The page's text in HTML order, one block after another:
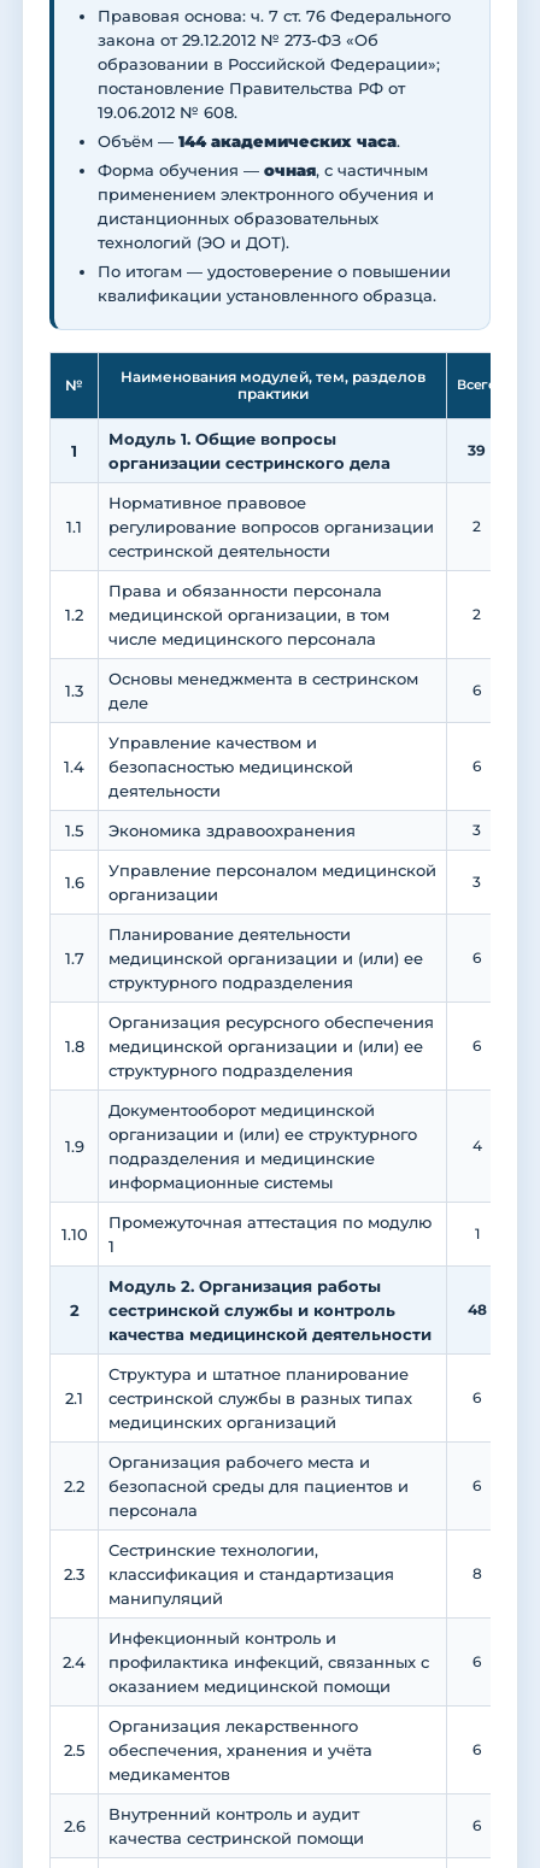
Правовая основа: ч. 7 ст. 76 Федерального
закона от 29.12.2012 № 273-ФЗ «Об
образовании в Российской Федерации»;
постановление Правительства РФ от
19.06.2012 № 608.
Объём — 144 академических часа.
Форма обучения — очная, с частичным
применением электронного обучения и
дистанционных образовательных
технологий (ЭО и ДОТ).
По итогам — удостоверение о повышении
квалификации установленного образца.
№
Наименования модулей, тем, разделов
практики
Всего
1
Модуль 1. Общие вопросы
организации сестринского дела
39
1.1
Нормативное правовое
регулирование вопросов организации
сестринской деятельности
2
1.2
Права и обязанности персонала
медицинской организации, в том
числе медицинского персонала
2
1.3
Основы менеджмента в сестринском
деле
6
1.4
Управление качеством и
безопасностью медицинской
деятельности
6
1.5 Экономика здравоохранения 3
1.6
Управление персоналом медицинской
организации
3
1.7
Планирование деятельности
медицинской организации и (или) ее
структурного подразделения
6
1.8
Организация ресурсного обеспечения
медицинской организации и (или) ее
структурного подразделения
6
1.9
Документооборот медицинской
организации и (или) ее структурного
подразделения и медицинские
информационные системы
4
1.10
Промежуточная аттестация по модулю
1
1
2
Модуль 2. Организация работы
сестринской службы и контроль
качества медицинской деятельности
48
2.1
Структура и штатное планирование
сестринской службы в разных типах
медицинских организаций
6
2.2
Организация рабочего места и
безопасной среды для пациентов и
персонала
6
2.3
Сестринские технологии,
классификация и стандартизация
манипуляций
8
2.4
Инфекционный контроль и
профилактика инфекций, связанных с
оказанием медицинской помощи
6
2.5
Организация лекарственного
обеспечения, хранения и учёта
медикаментов
6
2.6
Внутренний контроль и аудит
качества сестринской помощи
6